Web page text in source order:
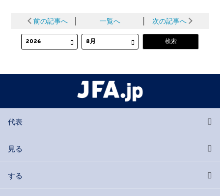
前の記事へ │ 一覧へ │ 次の記事へ
代表
見る
する